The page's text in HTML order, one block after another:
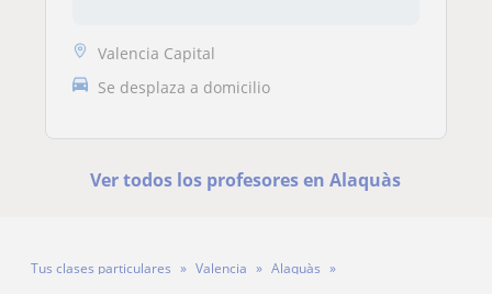
Valencia Capital
Se desplaza a domicilio
Ver todos los profesores en Alaquàs
Tus clases particulares Valencia
Alaquàs